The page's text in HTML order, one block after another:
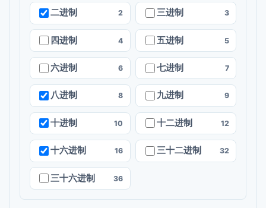
二进制 2 三进制 3
四进制 4 五进制 5
六进制 6 七进制 7
八进制 8 九进制 9
十进制 10 十二进制 12
十六进制 16 三十二进制 32
三十六进制 36